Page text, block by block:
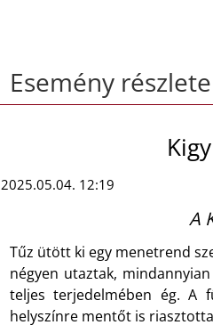
Esemény
2025.05.04. 12:19
A
Tűz ütött ki egy menetrend
négyen utaztak,
teljes terjedelmében ég. A
helyszínre mentőt is